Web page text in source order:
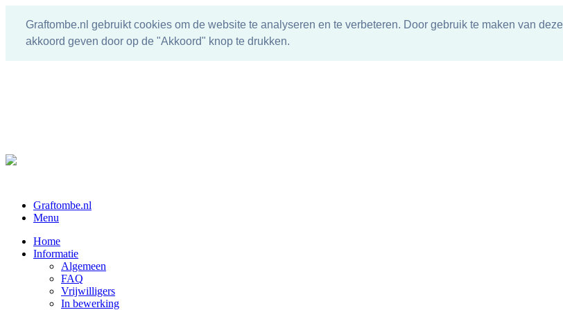
Graftombe.nl gebruikt cookies om de website te analyseren en te verbeteren. Door gebruik te maken van
akkoord geven door op de "Akkoord" knop te drukken.
Graftombe.nl
Menu
Home
Informatie
Algemeen
FAQ
Vrijwilligers
In bewerking